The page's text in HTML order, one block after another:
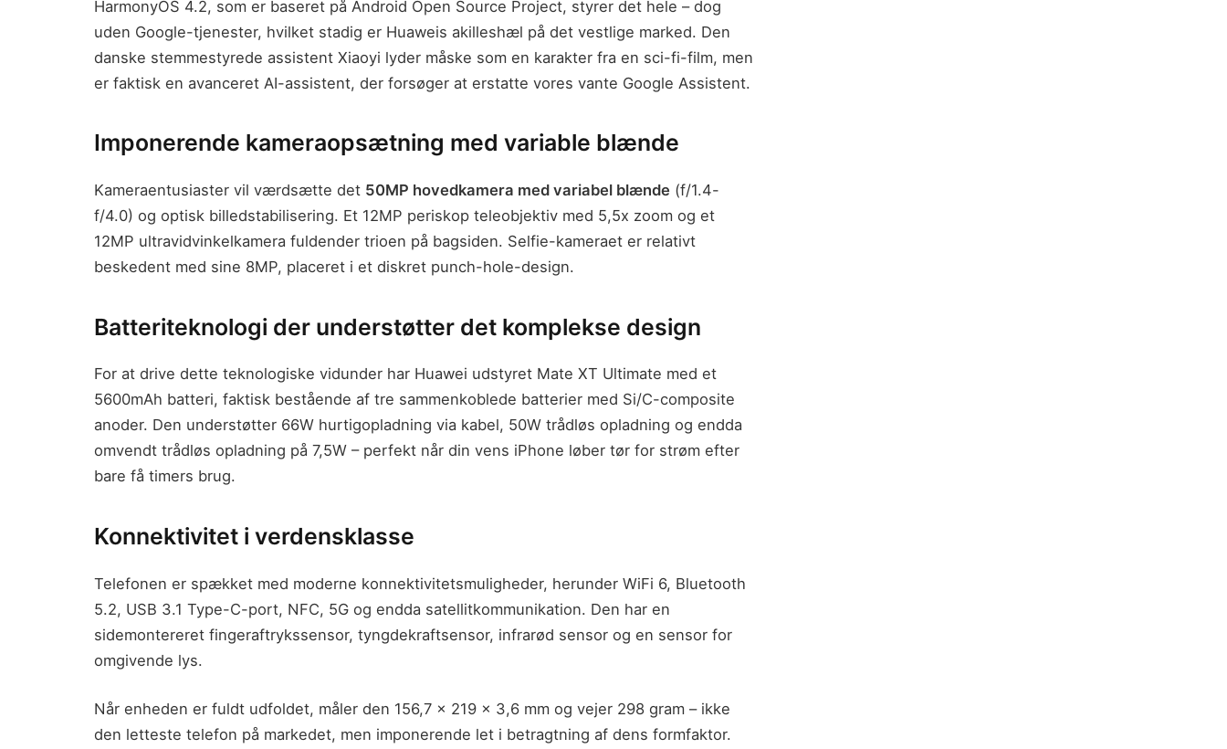
HarmonyOS 4.2, som er baseret på Android Open Source Project, styrer det hele – dog
uden Google-tjenester, hvilket stadig er Huaweis akilleshæl på det vestlige marked. Den
danske stemmestyrede assistent Xiaoyi lyder måske som en karakter fra en sci-fi-film, men
er faktisk en avanceret AI-assistent, der forsøger at erstatte vores vante Google Assistent.
Imponerende kameraopsætning med variable blænde
Kameraentusiaster vil værdsætte det 50MP hovedkamera med variabel blænde (f/1.4-
f/4.0) og optisk billedstabilisering. Et 12MP periskop teleobjektiv med 5,5x zoom og et
12MP ultravidvinkelkamera fuldender trioen på bagsiden. Selfie-kameraet er relativt
beskedent med sine 8MP, placeret i et diskret punch-hole-design.
Batteriteknologi der understøtter det komplekse design
For at drive dette teknologiske vidunder har Huawei udstyret Mate XT Ultimate med et
5600mAh batteri, faktisk bestående af tre sammenkoblede batterier med Si/C-composite
anoder. Den understøtter 66W hurtigopladning via kabel, 50W trådløs opladning og endda
omvendt trådløs opladning på 7,5W – perfekt når din vens iPhone løber tør for strøm efter
bare få timers brug.
Konnektivitet i verdensklasse
Telefonen er spækket med moderne konnektivitetsmuligheder, herunder WiFi 6, Bluetooth
5.2, USB 3.1 Type-C-port, NFC, 5G og endda satellitkommunikation. Den har en
sidemontereret fingeraftrykssensor, tyngdekraftsensor, infrarød sensor og en sensor for
omgivende lys.
Når enheden er fuldt udfoldet, måler den 156,7 x 219 x 3,6 mm og vejer 298 gram – ikke
den letteste telefon på markedet, men imponerende let i betragtning af dens formfaktor.